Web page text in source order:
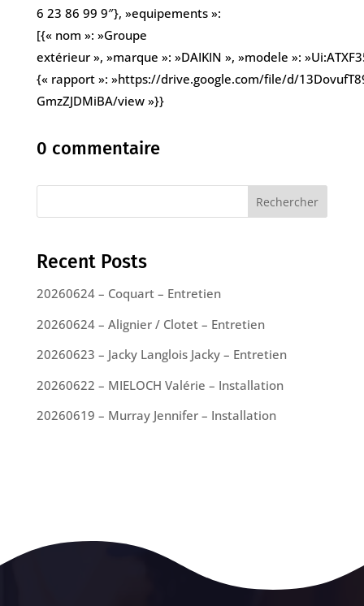
6 23 86 99 9″}, »equipements »:
[{« nom »: »Groupe
extérieur », »marque »: »DAIKIN », »modele »:
{« rapport »: »https://drive.google.com/file/d/
GmzZJDMiBA/view »}}
0 commentaire
Rechercher
Recent Posts
20260624 – Coquart – Entretien
20260624 – Alignier / Clotet – Entretien
20260623 – Jacky Langlois Jacky – Entretien
20260622 – MIELOCH Valérie – Installation
20260619 – Murray Jennifer – Installation